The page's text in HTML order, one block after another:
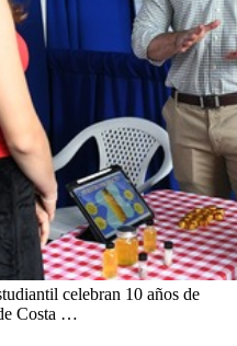
celebran 10 años de
Costa …